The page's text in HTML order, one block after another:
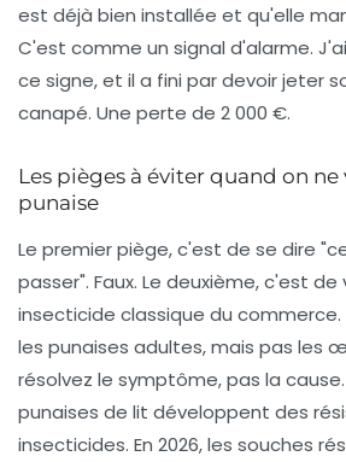
est déjà bien installée et qu'elle
C'est comme un signal d'alarme.
ce signe, et il a fini par devoir jeter
canapé. Une perte de 2 000 €.
Les pièges à éviter quand on
punaise
Le premier piège, c'est de se dire
passer". Faux. Le deuxième, c'est de
insecticide classique du
les punaises adultes, mais pas les
résolvez le symptôme, pas la cause.
punaises de lit développent des
insecticides. En 2026, les souches